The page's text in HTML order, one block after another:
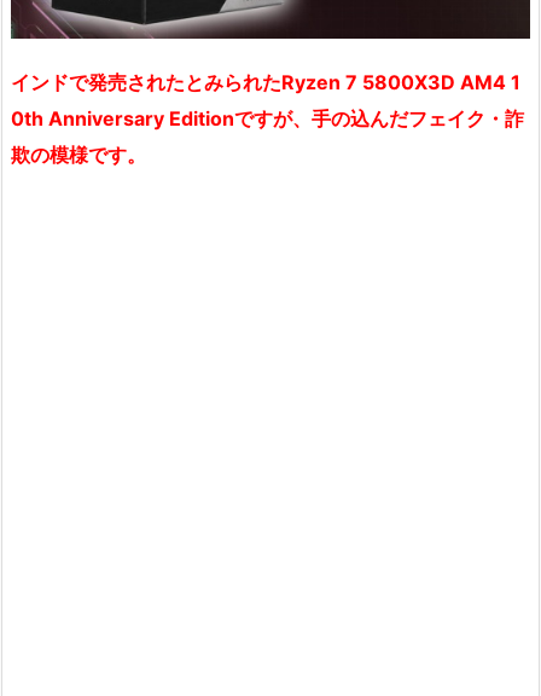
インドで発売されたとみられたRyzen 7 5800X3D AM4 1
0th Anniversary Editionですが、手の込んだフェイク・詐
欺の模様です。